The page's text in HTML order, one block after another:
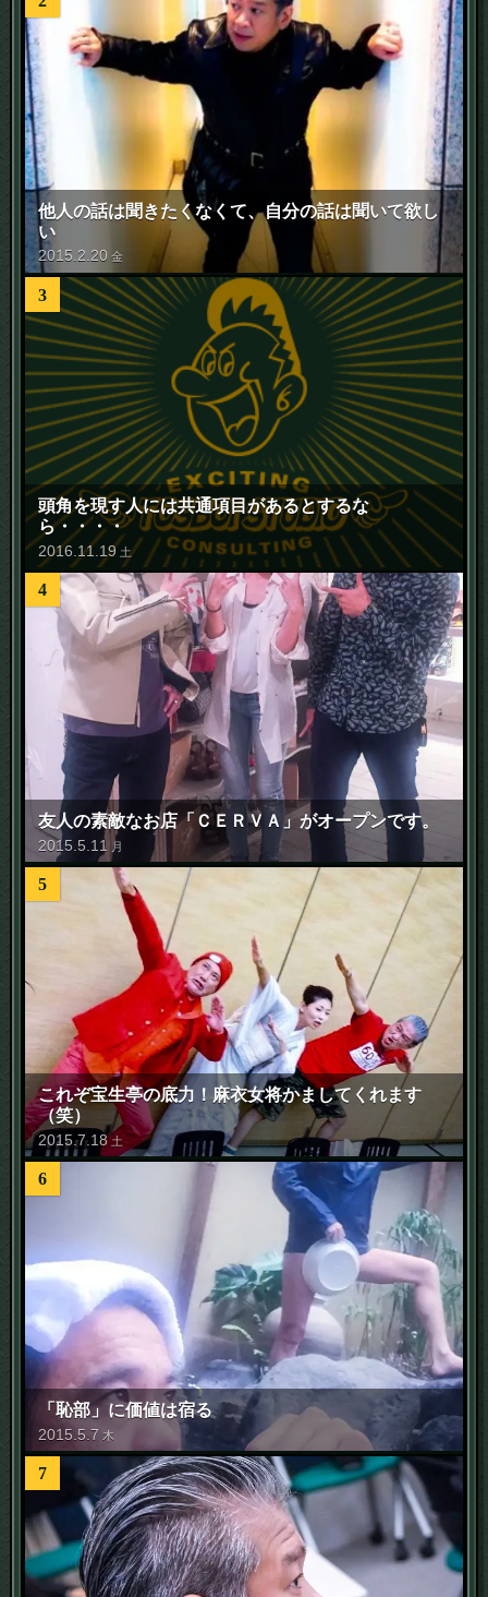
他人の話は聞きたくなくて、自分の話は聞いて欲し
い
2015.2.20 金
3
頭角を現す人には共通項目があるとするな
ら・・・・
2016 11 19 土
4
友人の素敵なお店「ＣＥＲＶＡ」がオープンです。
2015 5 11 月
5
これぞ宝生亭の底力！麻衣女将かましてくれます
（笑）
2015.7. 18 土
6
「恥部」に価値は宿る
2015 5 .7 木
7